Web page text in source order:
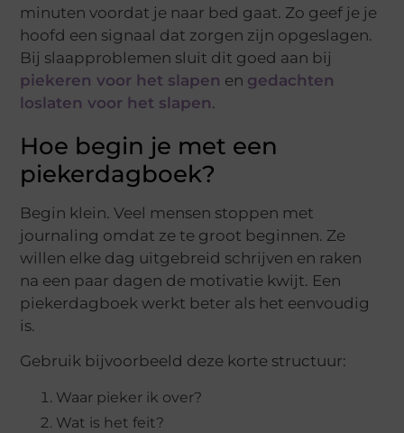
minuten voordat je naar bed gaat. Zo geef je je
hoofd een signaal dat zorgen zijn opgeslagen.
Bij slaapproblemen sluit dit goed aan bij
piekeren voor het slapen en gedachten
loslaten voor het slapen.
Hoe begin je met een
piekerdagboek?
Begin klein. Veel mensen stoppen met
journaling omdat ze te groot beginnen. Ze
willen elke dag uitgebreid schrijven en raken
na een paar dagen de motivatie kwijt. Een
piekerdagboek werkt beter als het eenvoudig
is.
Gebruik bijvoorbeeld deze korte structuur:
Waar pieker ik over?
Wat is het feit?